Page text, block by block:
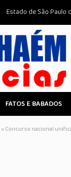
FATOS E BABADOS
»Concurso nacional